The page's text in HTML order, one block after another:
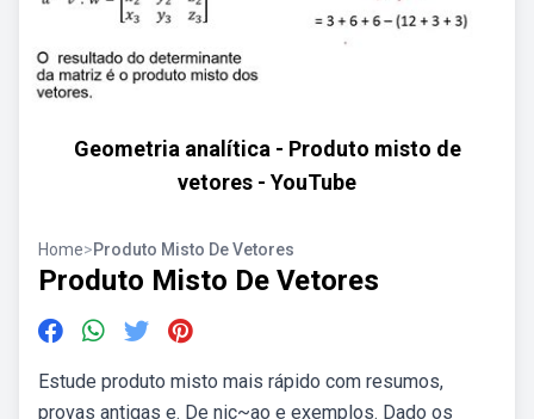
Geometria analítica - Produto misto de
vetores - YouTube
Home>Produto Misto De Vetores
Produto Misto De Vetores
Estude produto misto mais rápido com resumos,
provas antigas e. De nic~ao e exemplos. Dado os